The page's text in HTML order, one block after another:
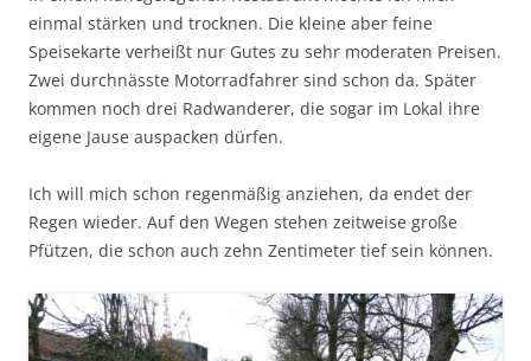
einmal stärken und trocknen. Die kleine aber feine
Speisekarte verheißt nur Gutes zu sehr moderaten Preisen.
Zwei durchnässte Motorradfahrer sind schon da. Später
kommen noch drei Radwanderer, die sogar im Lokal ihre
eigene Jause auspacken dürfen.
Ich will mich schon regenmäßig anziehen, da endet der
Regen wieder. Auf den Wegen stehen zeitweise große
Pfützen, die schon auch zehn Zentimeter tief sein können.